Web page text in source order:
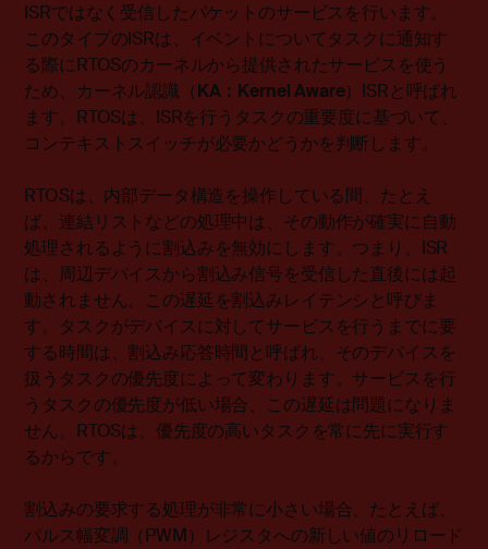
ISRではなく受信したパケットのサービスを行います。
このタイプのISRは、イベントについてタスクに通知す
る際にRTOSのカーネルから提供されたサービスを使う
ため、カーネル認識（KA：Kernel Aware）ISRと呼ばれ
ます。RTOSは、ISRを行うタスクの重要度に基づいて、
コンテキストスイッチが必要かどうかを判断します。
RTOSは、内部データ構造を操作している間、たとえ
ば、連結リストなどの処理中は、その動作が確実に自動
処理されるように割込みを無効にします。つまり、ISR
は、周辺デバイスから割込み信号を受信した直後には起
動されません。この遅延を割込みレイテンシと呼びま
す。タスクがデバイスに対してサービスを行うまでに要
する時間は、割込み応答時間と呼ばれ、そのデバイスを
扱うタスクの優先度によって変わります。サービスを行
うタスクの優先度が低い場合、この遅延は問題になりま
せん。RTOSは、優先度の高いタスクを常に先に実行す
るからです。
割込みの要求する処理が非常に小さい場合、たとえば、
パルス幅変調（PWM）レジスタへの新しい値のリロード